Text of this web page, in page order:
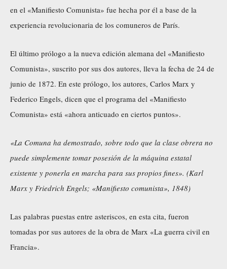
en el «Manifiesto Comunista» fue hecha por él a base de la
experiencia revolucionaria de los comuneros de París.
El último prólogo a la nueva edición alemana del «Manifiesto
Comunista», suscrito por sus dos autores, lleva la fecha de 24 de
junio de 1872. En este prólogo, los autores, Carlos Marx y
Federico Engels, dicen que el programa del «Manifiesto
Comunista» está «ahora anticuado en ciertos puntos».
«La Comuna ha demostrado, sobre todo que la clase obrera no
puede simplemente tomar posesión de la máquina estatal
existente y ponerla en marcha para sus propios fines». (Karl
Marx y Friedrich Engels; «Manifiesto comunista», 1848)
Las palabras puestas entre asteriscos, en esta cita, fueron
tomadas por sus autores de la obra de Marx «La guerra civil en
Francia».